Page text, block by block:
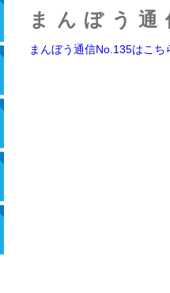
まんぼう
まんぼう通信No.135はこち